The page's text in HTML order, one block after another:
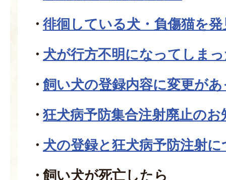
徘徊している犬・負傷猫を
犬が行方不明になってしま
飼い犬の登録内容に変更が
狂犬病予防集合注射廃止のお
犬の登録と狂犬病予防注射
飼い犬が死亡したら